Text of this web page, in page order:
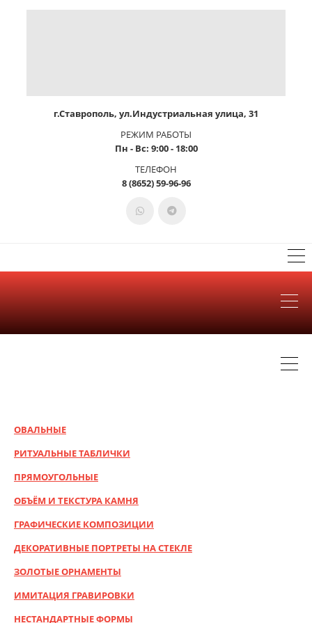
г.Ставрополь, ул.Индустриальная улица, 31
РЕЖИМ РАБОТЫ
Пн - Вс: 9:00 - 18:00
ТЕЛЕФОН
8 (8652) 59-96-96
ОВАЛЬНЫЕ
РИТУАЛЬНЫЕ ТАБЛИЧКИ
ПРЯМОУГОЛЬНЫЕ
ОБЪЁМ И ТЕКСТУРА КАМНЯ
ГРАФИЧЕСКИЕ КОМПОЗИЦИИ
ДЕКОРАТИВНЫЕ ПОРТРЕТЫ НА СТЕКЛЕ
ЗОЛОТЫЕ ОРНАМЕНТЫ
ИМИТАЦИЯ ГРАВИРОВКИ
НЕСТАНДАРТНЫЕ ФОРМЫ